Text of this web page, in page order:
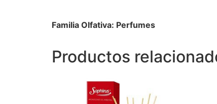
Familia Olfativa: Perfumes
Productos